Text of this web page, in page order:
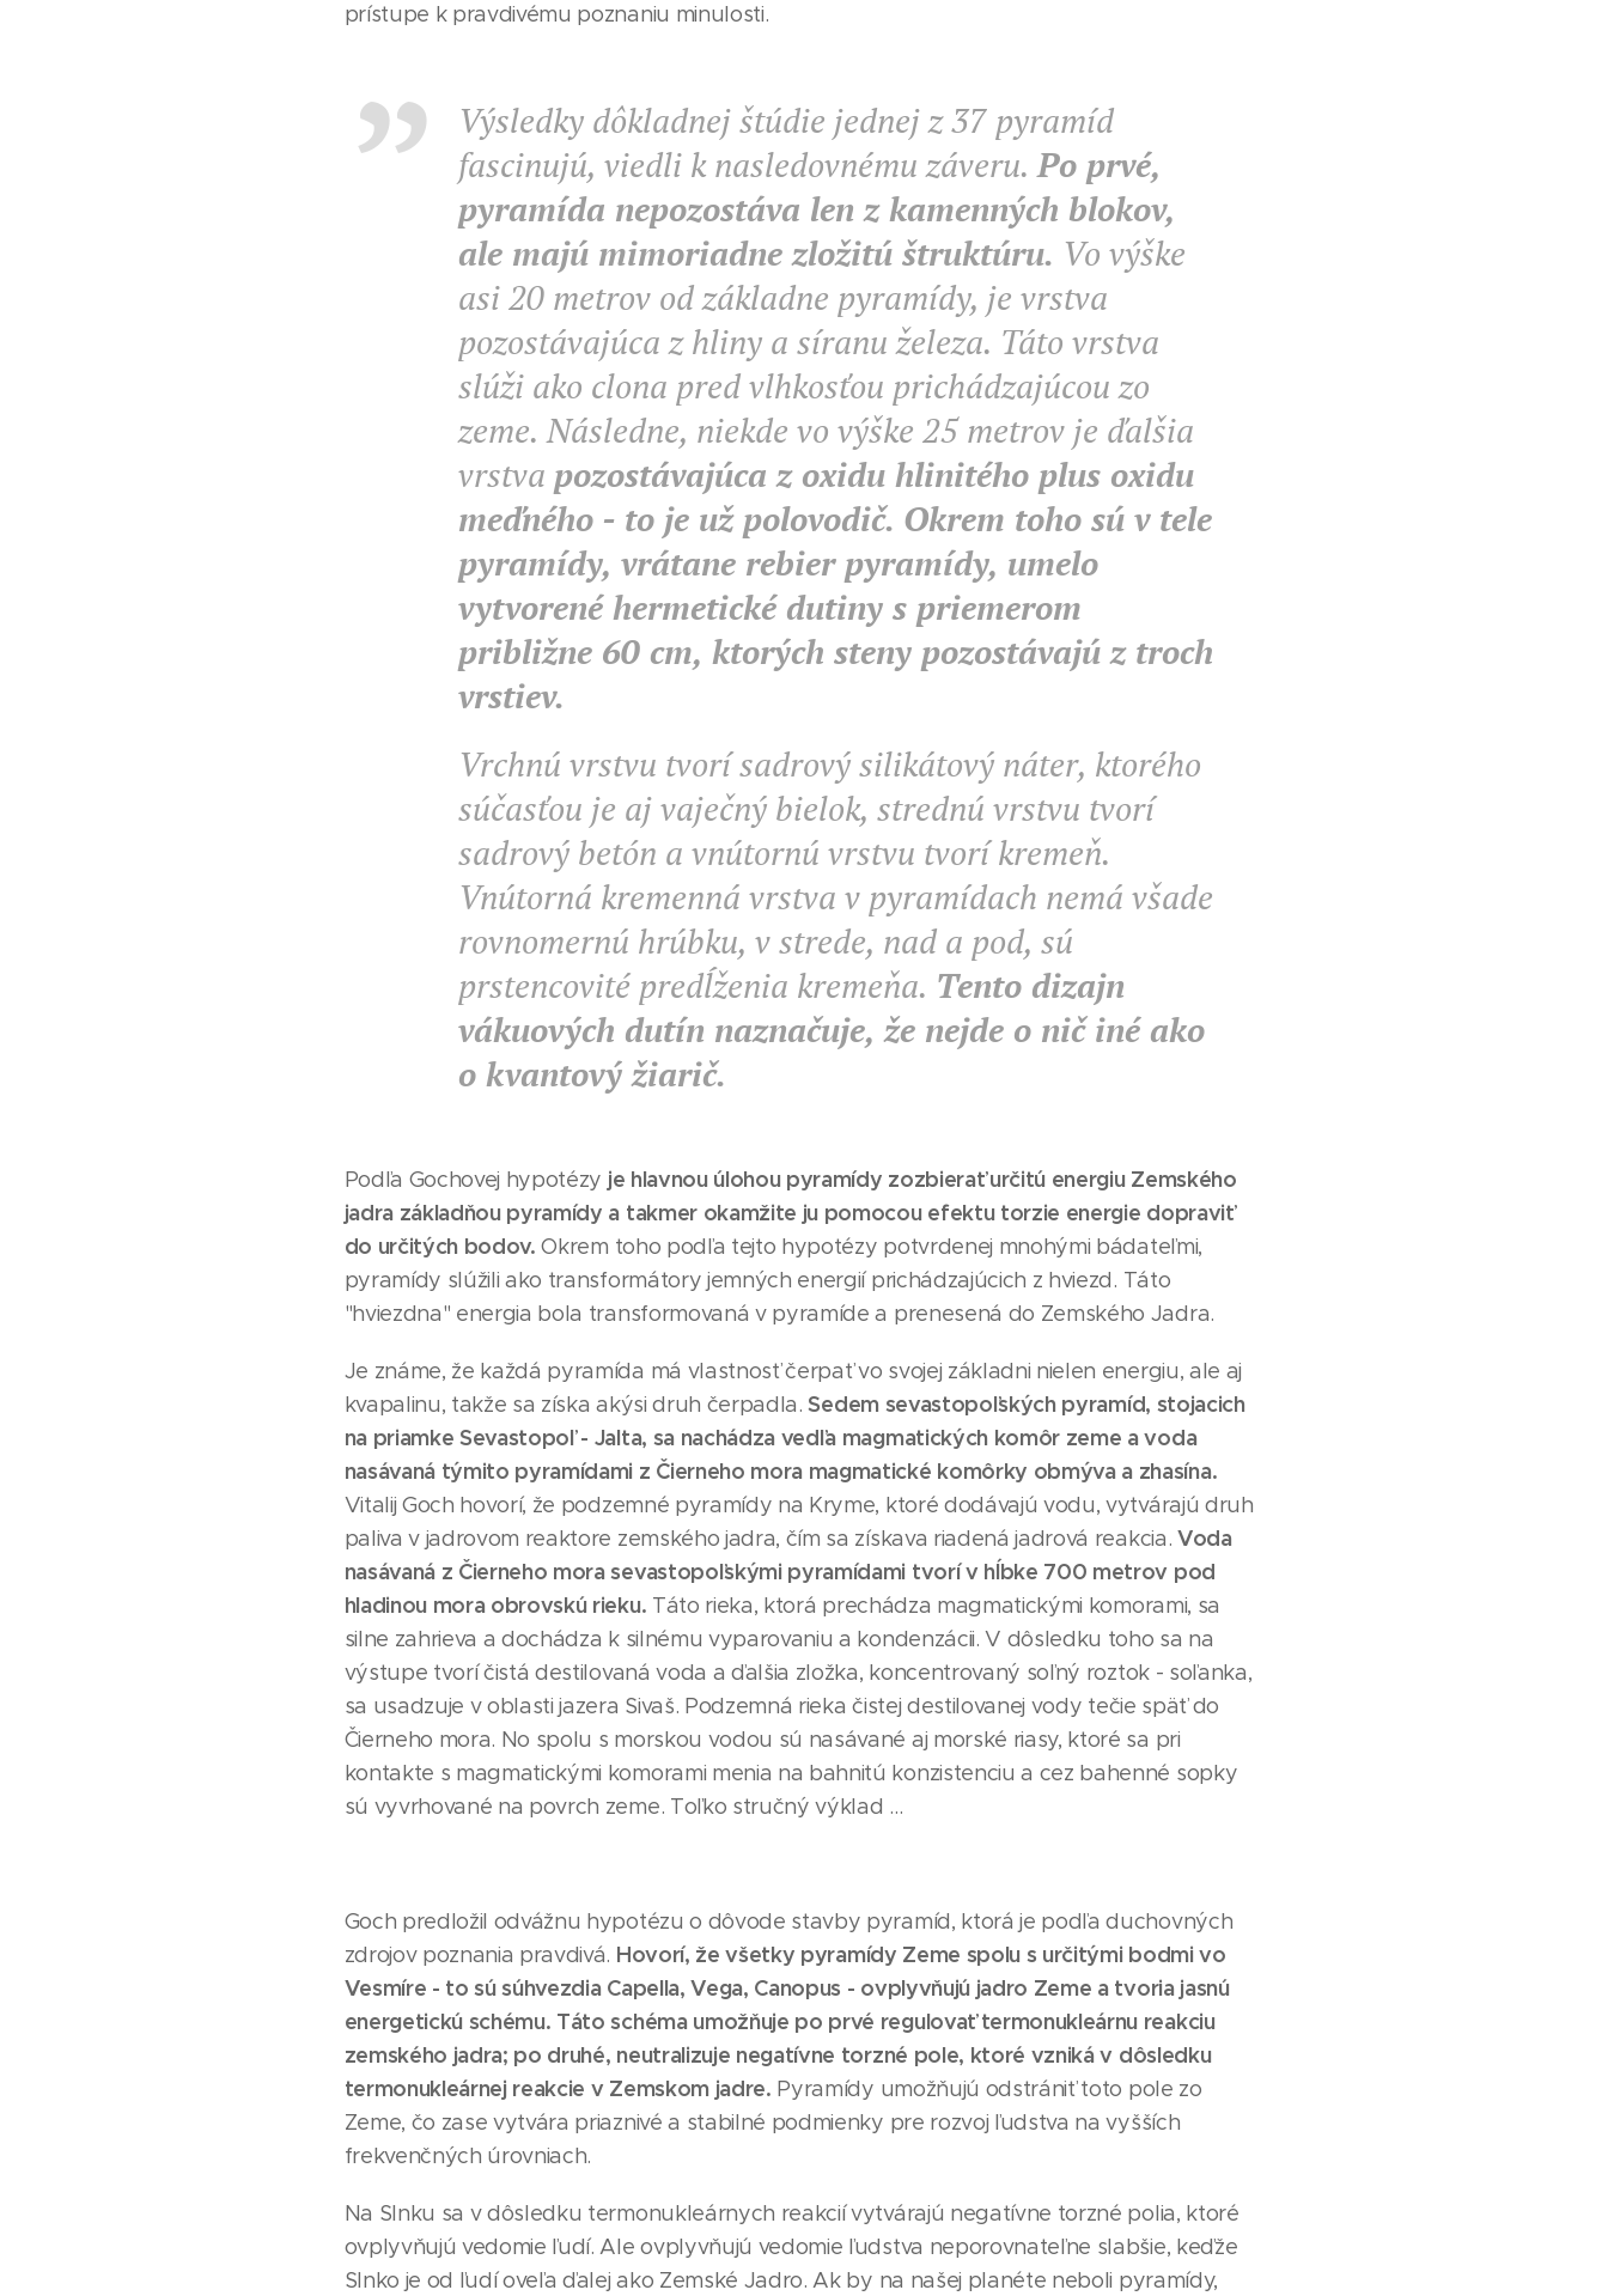
prístupe k pravdivému poznaniu minulosti.
Výsledky dôkladnej štúdie jednej z 37 pyramíd
fascinujú, viedli k nasledovnému záveru.Po prvé,
pyramída nepozostáva len z kamenných blokov,
ale majú mimoriadne zložitú štruktúru. Vo výške
asi 20 metrov od základne pyramídy, je vrstva
pozostávajúca z hliny a síranu železa. Táto vrstva
slúži ako clona pred vlhkosťou prichádzajúcou zo
zeme. Následne, niekde vo výške 25 metrov je ďalšia
vrstva pozostávajúca z oxidu hlinitého plus oxidu
meďného - to je už polovodič. Okrem toho sú v tele
pyramídy, vrátane rebier pyramídy, umelo
vytvorené hermetické dutiny s priemerom
približne 60 cm, ktorých steny pozostávajú z troch
vrstiev.
Vrchnú vrstvu tvorí sadrový silikátový náter, ktorého
súčasťou je aj vaječný bielok, strednú vrstvu tvorí
sadrový betón a vnútornú vrstvu tvorí kremeň.
Vnútorná kremenná vrstva v pyramídach nemá všade
rovnomernú hrúbku, v strede, nad a pod, sú
prstencovité predĺženia kremeňa. Tento dizajn
vákuových dutín naznačuje, že nejde o nič iné ako
o kvantový žiarič.
Podľa Gochovej hypotézy je hlavnou úlohou pyramídy zozbierať určitú energiu Zemského
jadra základňou pyramídy a takmer okamžite ju pomocou efektu torzie energie dopraviť
do určitých bodov. Okrem toho podľa tejto hypotézy potvrdenej mnohými bádateľmi,
pyramídy slúžili ako transformátory jemných energií prichádzajúcich z hviezd. Táto
"hviezdna" energia bola transformovaná v pyramíde a prenesená do Zemského Jadra.
Je známe, že každá pyramída má vlastnosť čerpať vo svojej základni nielen energiu, ale aj
kvapalinu, takže sa získa akýsi druh čerpadla.Sedem sevastopoľských pyramíd, stojacich
na priamke Sevastopoľ - Jalta, sa nachádza vedľa magmatických komôr zeme a voda
nasávaná týmito pyramídami z Čierneho mora magmatické komôrky obmýva a zhasína.
Vitalij Goch hovorí, že podzemné pyramídy na Kryme, ktoré dodávajú vodu, vytvárajú druh
paliva v jadrovom reaktore zemského jadra, čím sa získava riadená jadrová reakcia. Voda
nasávaná z Čierneho mora sevastopoľskými pyramídami tvorí v hĺbke 700 metrov pod
hladinou mora obrovskú rieku. Táto rieka, ktorá prechádza magmatickými komorami, sa
silne zahrieva a dochádza k silnému vyparovaniu a kondenzácii. V dôsledku toho sa na
výstupe tvorí čistá destilovaná voda a ďalšia zložka, koncentrovaný soľný roztok - soľanka,
sa usadzuje v oblasti jazera Sivaš. Podzemná rieka čistej destilovanej vody tečie späť do
Čierneho mora. No spolu s morskou vodou sú nasávané aj morské riasy, ktoré sa pri
kontakte s magmatickými komorami menia na bahnitú konzistenciu a cez bahenné sopky
sú vyvrhované na povrch zeme. Toľko stručný výklad ...
Goch predložil odvážnu hypotézu o dôvode stavby pyramíd, ktorá je podľa duchovných
zdrojov poznania pravdivá. Hovorí, že všetky pyramídy Zeme spolu s určitými bodmi vo
Vesmíre - to sú súhvezdia Capella, Vega, Canopus - ovplyvňujú jadro Zeme a tvoria jasnú
energetickú schému. Táto schéma umožňuje po prvé regulovať termonukleárnu reakciu
zemského jadra; po druhé, neutralizuje negatívne torzné pole, ktoré vzniká v dôsledku
termonukleárnej reakcie v Zemskom jadre. Pyramídy umožňujú odstrániť toto pole zo
Zeme, čo zase vytvára priaznivé a stabilné podmienky pre rozvoj ľudstva na vyšších
frekvenčných úrovniach.
Na Slnku sa v dôsledku termonukleárnych reakcií vytvárajú negatívne torzné polia, ktoré
ovplyvňujú vedomie ľudí. Ale ovplyvňujú vedomie ľudstva neporovnateľne slabšie, keďže
Slnko je od ľudí oveľa ďalej ako Zemské Jadro. Ak by na našej planéte neboli pyramídy,